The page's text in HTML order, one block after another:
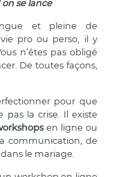
on se lance
et pleine de
pro ou perso, il y
n’êtes pas obligé
De toutes façons,
pour que
pas la crise. Il existe
en ligne ou
communication, de
le mariage.